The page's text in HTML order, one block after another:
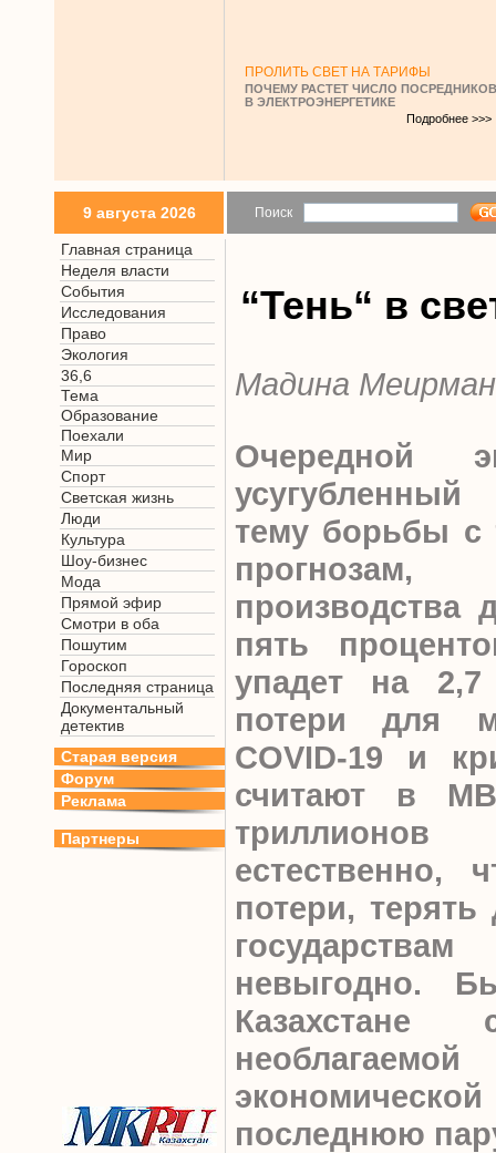
ПРОЛИТЬ СВЕТ НА ТАРИФЫ
ПОЧЕМУ РАСТЕТ ЧИСЛО ПОСРЕДНИКОВ
В ЭЛЕКТРОЭНЕРГЕТИКЕ
Подробнее >>>
9 августа 2026 Поиск
Главная страница
Неделя власти
События
Исследования
Право
Экология
36,6
Тема
Образование
Поехали
Мир
Спорт
Светская жизнь
Люди
Культура
Шоу-бизнес
Мода
Прямой эфир
Смотри в оба
Пошутим
Гороскоп
Последняя страница
Документальный
детектив
Старая версия
Форум
Реклама
Партнеры
“Тень“ в
Мадина
Очередной
тему борьбы с
производства
пять
упадет на 2,7
потери для
COVID-19 и
считают в
естественно,
потери,
невыгодно.
Казахстане
последнюю